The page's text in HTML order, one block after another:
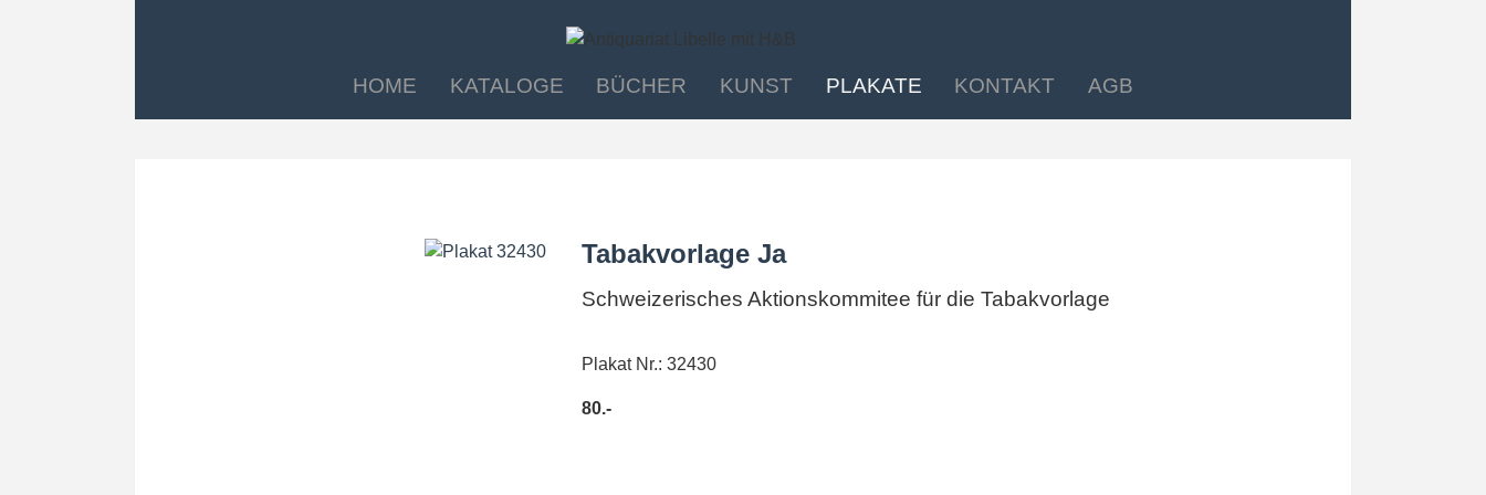
HOME KATALOGE BÜCHER KUNST PLAKATE KONTAKT AGB
Tabakvorlage Ja
Schweizerisches Aktionskommitee für die Tabakvorlage
Plakat Nr.: 32430
80.-